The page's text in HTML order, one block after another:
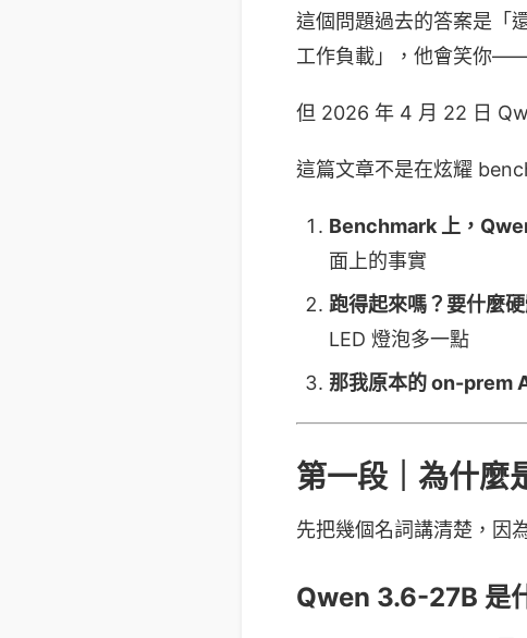
這個問題過去的答案是「
工作負載」，他會笑你——
但 2026 年 4 月 22 日
這篇文章不是在炫耀
Benchmark 上，
面上的事實
跑得起來嗎？要什麼硬
LED 燈泡多一點
那我原本的 on-prem
第一段｜為什麼
先把幾個名詞講清楚，因
Qwen 3.6-27B 是